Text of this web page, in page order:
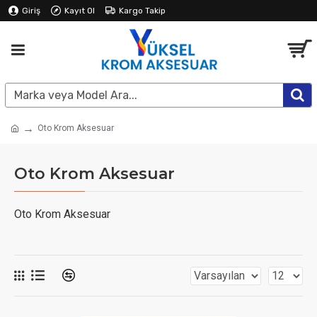
Giriş Kayıt Ol Kargo Takip
Oto Krom Aksesuar
Oto Krom Aksesuar
Oto Krom Aksesuar